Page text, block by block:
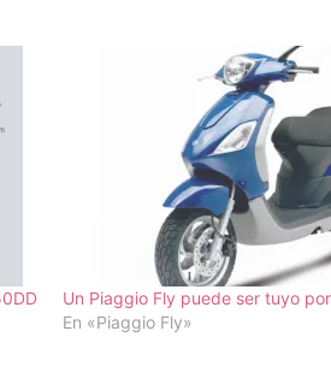
Un Piaggio Fly puede ser tuyo
En «Piaggio Fly»